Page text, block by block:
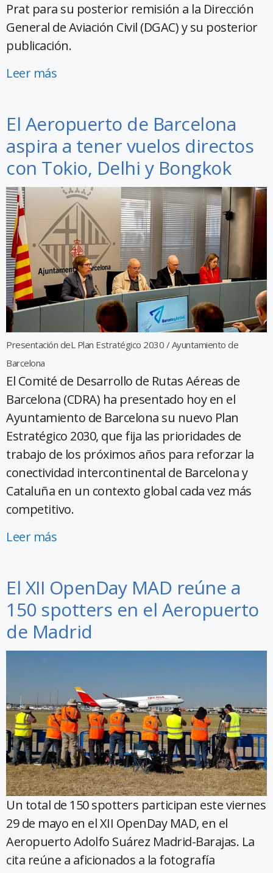
Prat para su posterior remisión a la Dirección
General de Aviación Civil (DGAC) y su posterior
publicación.
Leer más
El Aeropuerto de Barcelona
aspira a tener vuelos directos
con Tokio, Delhi y Bongkok
Presentación deL Plan Estratégico 2030 / Ayuntamiento de
Barcelona
El Comité de Desarrollo de Rutas Aéreas de
Barcelona (CDRA) ha presentado hoy en el
Ayuntamiento de Barcelona ​​su nuevo Plan
Estratégico 2030, que fija las prioridades de
trabajo de los próximos años para reforzar la
conectividad intercontinental de Barcelona y
Cataluña en un contexto global cada vez más
competitivo.
Leer más
El XII OpenDay MAD reúne a
150 spotters en el Aeropuerto
de Madrid
Un total de 150 spotters participan este viernes
29 de mayo en el XII OpenDay MAD, en el
Aeropuerto Adolfo Suárez Madrid-Barajas. La
cita reúne a aficionados a la fotografía